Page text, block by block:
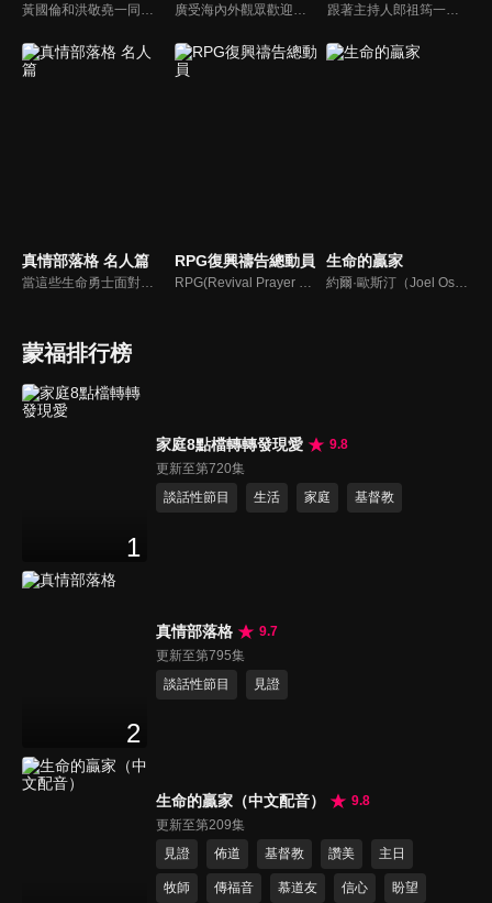
黃國倫和洪敬堯一同至心靈樂飛揚分享流行音樂和詩歌的不同處，兩人在節目中更分享影響他們或深具意義的歌曲，節目中演唱了我願意、每天愛你多一些、眼淚、愛是最美的事情、不住感謝不停讚美、愛常常喜樂等動人好聽的歌曲。 廣受海內外觀眾歡迎的真情部落格，是以見證故事為主軸的訪談節目，由知名主播夏嘉璐主持，莊信德牧師、黃國倫牧師回應，來賓在節目中自在的暢談自己的生命歷程，這些最真實的生命見證也幫助許多人走出低谷。 跟著主持人郎祖筠一起關心客家事，體驗客家文化之美，透過見證分享一同經歷上帝的恩典。
真情部落格 名人篇
當這些生命勇士面對自己生命中的難題時，選擇靠著信靠耶穌來勇敢勝過，這些可愛的基督徒們，願意把自己生命裡最黑暗軟弱的一面和大家分享，為的就是將來自天上那最美好的福分帶給人們，每一個有血有淚的生命見證，都是最震撼人心的蛻變，最深刻的真實。
RPG復興禱告總動員
RPG(Revival Prayer Group復興禱告小組)，只要三個人聚集就可以禱告。由寇紹恩牧師特別參與製作、主持，讓見證複製見證，使聽聞中的神蹟奇事，成為你我的經歷，進而翻轉迎向復興！
生命的贏家
約爾·歐斯汀（Joel Osteen）綽號是「微笑的傳道者」，是美國的宣教士、電視佈道家和作家，他在美國最大的基督教會湖木教會擔任主任牧師。2004年，他的第一本書「活出美好」，首次出版就登上紐約時報暢銷書的榜首，這本書在紐約時報暢銷200多週。
蒙福排行榜
1
家庭8點檔轉轉發現愛
9.8
更新至第720集
談話性節目
生活 家庭 基督教
2
真情部落格
9.7
更新至第795集
談話性節目
見證
生命的贏家（中文配音）
9.8
更新至第209集
見證
佈道 基督教 讚美 主日
牧師 傳福音 慕道友 信心 盼望